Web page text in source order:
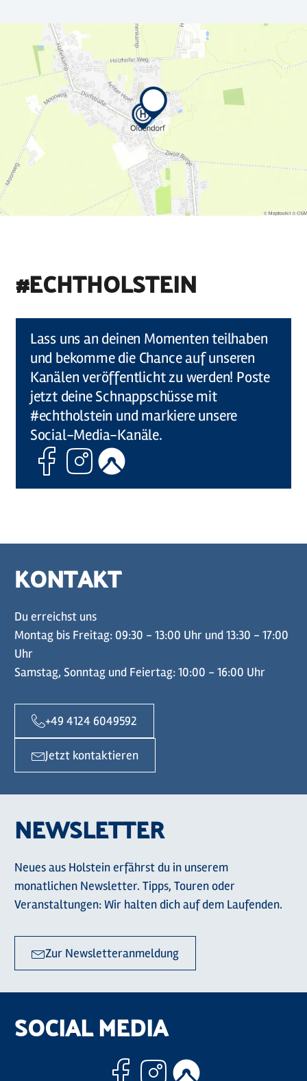
#ECHTHOLSTEIN
Lass uns an deinen Momenten teilhaben
und bekomme die Chance auf unseren
Kanälen veröffentlicht zu werden! Poste
jetzt deine Schnappschüsse mit
#echtholstein und markiere unsere
Social-Media-Kanäle.
FacebookInstagram
Komoot
KONTAKT
Du erreichst uns
Montag bis Freitag: 09:30 - 13:00 Uhr und 13:30 - 17:00
Uhr
Samstag, Sonntag und Feiertag: 10:00 - 16:00 Uhr
+49 4124 6049592
Jetzt kontaktieren
NEWSLETTER
Neues aus Holstein erfährst du in unserem
monatlichen Newsletter. Tipps, Touren oder
Veranstaltungen: Wir halten dich auf dem Laufenden.
Zur Newsletteranmeldung
SOCIAL MEDIA
Facebook
Instagram